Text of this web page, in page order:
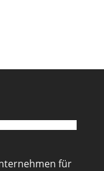
für